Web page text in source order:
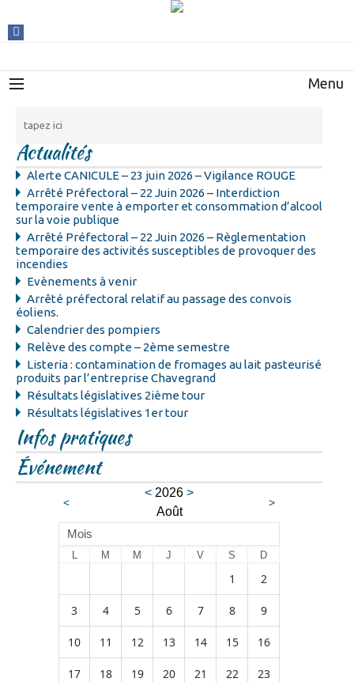
Menu
Actualités
Alerte CANICULE – 23 juin 2026 – Vigilance ROUGE
Arrêté Préfectoral – 22 Juin 2026 – Interdiction
temporaire vente à emporter et consommation d’alcool
sur la voie publique
Arrêté Préfectoral – 22 Juin 2026 – Règlementation
temporaire des activités susceptibles de provoquer des
incendies
Evènements à venir
Arrêté préfectoral relatif au passage des convois
éoliens.
Calendrier des pompiers
Relève des compte – 2ème semestre
Listeria : contamination de fromages au lait pasteurisé
produits par l’entreprise Chavegrand
Résultats législatives 2ième tour
Résultats législatives 1er tour
Infos pratiques
Événement
<
< 2026 >
Août
>
Mois
L M M J V S D
1 2
3 4 5 6 7 8 9
10 11 12 13 14 15 16
17 18 19 20 21 22 23